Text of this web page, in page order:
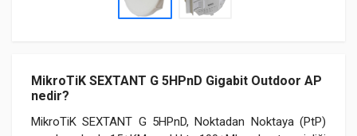
MikroTiK SEXTANT G 5HPnD Gigabit Outdoor AP
nedir?
MikroTiK SEXTANT G 5HPnD, Noktadan Noktaya (PtP)